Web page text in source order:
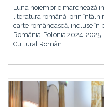
Luna noiembrie marchează
literatura română, prin
carte românească, incluse
România-Polonia 2024-
Cultural Român